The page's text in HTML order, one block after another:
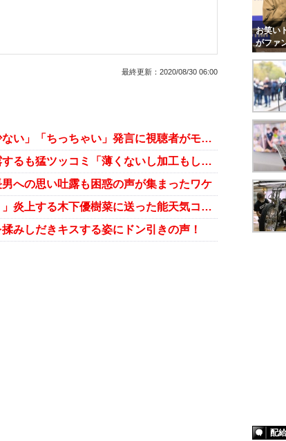
最終更新： 2020/08/30 06:00
鈴木紗理奈、岡村隆史への「女性経験少ない」「ちっちゃい」発言に視聴者がモヤっ！
鈴木紗理奈、本人驚きの薄化粧姿を披露するも猛ツッコミ「薄くないし加工もしてるし」
への思い吐露も困惑の声が集まったワケ
鈴木紗理奈、「みんな応援してるよー！」炎上する木下優樹菜に送った能天気コメントに批判殺到
みしだきキスする姿にドン引きの声！
お笑い
がファ
配